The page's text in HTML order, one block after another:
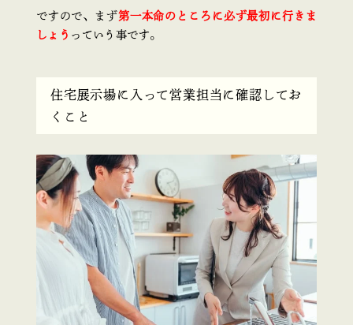
ですので、まず第一本命のところに必ず最初に行きま
しょう っていう事です。
住宅展示場に入って営業担当に確認してお
くこと